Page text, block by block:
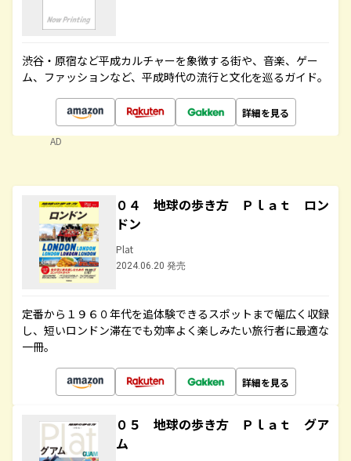
渋谷・原宿など平成カルチャーを象徴する街や、音楽、ゲー
ム、ファッションなど、平成時代の流行と文化を巡るガイド。
詳細を見る
AD
０４ 地球の歩き方 Ｐｌａｔ ロン
ドン
Plat
2024.06.20 発売
定番から１９６０年代を追体験できるスポットまで幅広く収録
し、短いロンドン滞在でも効率よく楽しみたい旅行者に最適な
一冊。
詳細を見る
０５ 地球の歩き方 Ｐｌａｔ グア
ム